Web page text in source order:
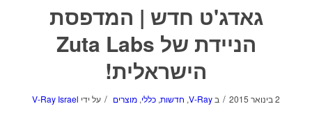
גאדג'ט חדש | המדפסת
הניידת של Zuta Labs
הישראלית!
2 בינואר 2015 / בV-Ray
, חדשות, כללי, מוצרים / על ידי V-Ray Israel